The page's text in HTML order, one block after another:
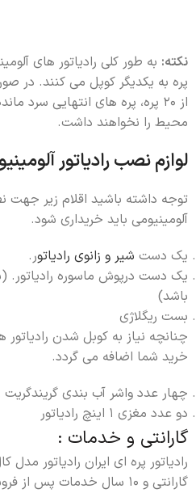
نکته:
پره به یکدیگر کوپل می کنند. در
از 20 پره، پره های انتهایی سرد
محیط را نخواهند داشت.
لوازم نصب رادیاتور
توجه داشته باشید اقلام زیر جهت
آلومینیومی باید خریداری شود.
یک دست شیر و زانوی رادیاتور.
یک دست درپوش ماسوره رادیاتور.
باشد)
بست ریگلاژی
چنانچه نیاز به کوبل شدن رادیاتور
خرید شما اضافه می گردد.
چهار عدد واشر آب بندی گریندگریت
دو عدد مغزی 1 اینچ رادیاتور
گارانتی و خدمات :
گارانتی و 10 سال خدمات پس از فروش می باشند.